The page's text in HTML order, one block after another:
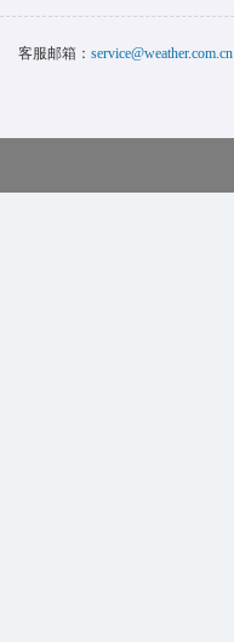
客服邮箱： service@weather.com.cn